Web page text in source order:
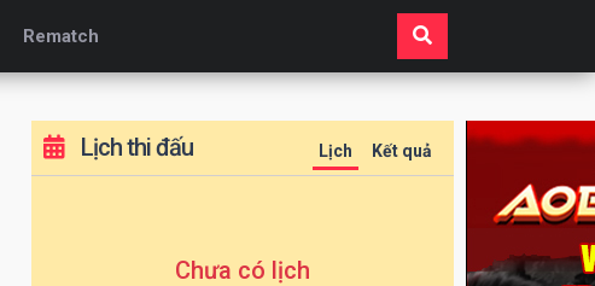
Rematch
Lịch thi đấu Lịch Kết quả
Chưa có lịch